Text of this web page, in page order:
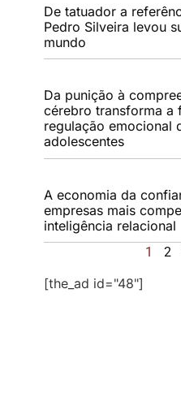
De tatuador a
Pedro Silveira levou
mundo
Da punição à
cérebro transforma a
regulação emocional
adolescentes
A economia da
empresas mais
inteligência relacional
1 2
[the_ad id="48"]